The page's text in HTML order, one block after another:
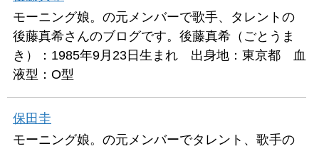
モーニング娘。の元メンバーで歌手、タレントの
後藤真希さんのブログです。後藤真希（ごとうま
き）：1985年9月23日生まれ 出身地：東京都 血
液型：O型
保田圭
モーニング娘。の元メンバーでタレント、歌手の